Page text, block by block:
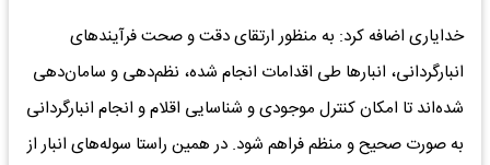
خدایاری اضافه کرد: به منظور ارتقای دقت و صحت فرآیندهای
انبارگردانی، انبارها طی اقدامات انجام شده، نظم‌دهی و سامان‌دهی
شده‌اند تا امکان کنترل موجودی و شناسایی اقلام و انجام انبارگردانی
به صورت صحیح و منظم فراهم شود. در همین راستا سوله‌های انبار از